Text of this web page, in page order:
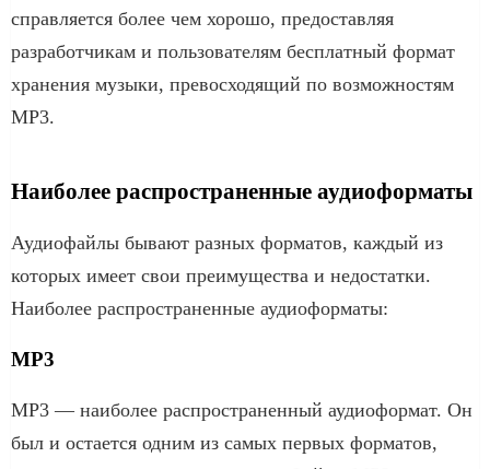
справляется более чем хорошо, предоставляя
разработчикам и пользователям бесплатный формат
хранения музыки, превосходящий по возможностям
MP3.
Наиболее распространенные аудиоформаты
Аудиофайлы бывают разных форматов, каждый из
которых имеет свои преимущества и недостатки.
Наиболее распространенные аудиоформаты:
MP3
MP3 — наиболее распространенный аудиоформат. Он
был и остается одним из самых первых форматов,